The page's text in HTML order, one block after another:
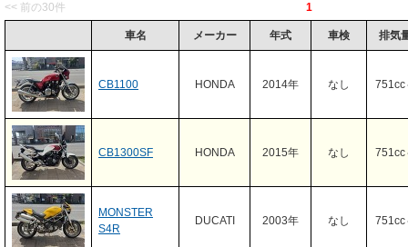
<< 前の30件 1
車名 メーカー 年式 車検 排気
CB1100 HONDA 2014年 なし 751cc
CB1300SF HONDA 2015年 なし 751cc
MONSTER
S4R
DUCATI 2003年 なし 751cc